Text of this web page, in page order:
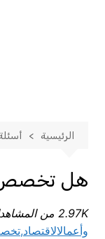
الرئيسية
هل تخصص
2.97K من المشاهدات
وأعمال